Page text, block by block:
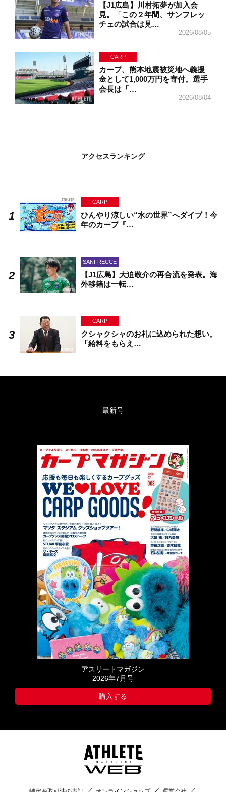
【J1広島】川村拓夢が加入会
見。「この２年間、サンフレッ
チェの試合は見…
2026/08/05
CARP
カープ、熊本地震被災地へ義援
金として1,000万円を寄付。選手
会長は「…
2026/08/04
アクセスランキング
CARP
ひんやり涼しい“水の世界”へダイブ！今
年のカープ『…
SANFRECCE
【J1広島】大迫敬介の再合流を発表。海
外移籍は一転…
CARP
クシャクシャのお札に込められた想い。
「給料をもらえ…
最新号
アスリートマガジン
2026年7月号
購入する